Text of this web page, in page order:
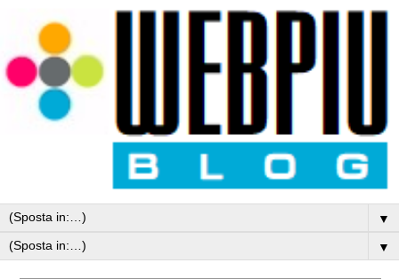
▼
▼